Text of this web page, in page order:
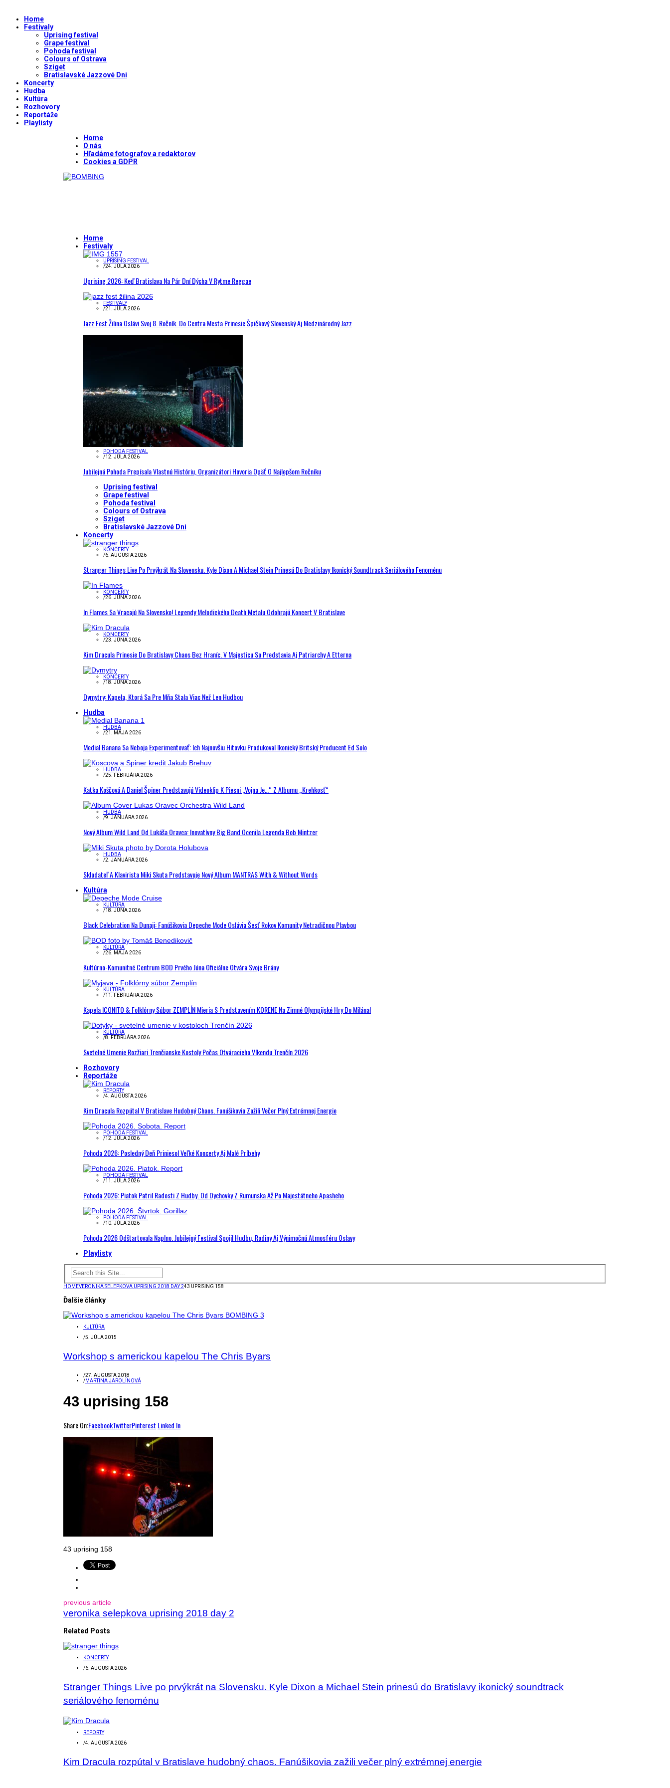
Home
Festivaly
Uprising festival
Grape festival
Pohoda festival
Colours of Ostrava
Sziget
Bratislavské Jazzové Dni
Koncerty
Hudba
Kultúra
Rozhovory
Reportáže
Playlisty
Home
O nás
Hľadáme fotografov a redaktorov
Cookies a GDPR
Home
Festivaly
UPRISING FESTIVAL
/24. JÚLA 2026
Uprising 2026: Keď Bratislava Na Pár Dní Dýcha V Rytme Reggae
FESTIVALY
/21. JÚLA 2026
Jazz Fest Žilina Oslávi Svoj 8. Ročník. Do Centra Mesta Prinesie Špičkový Slovenský Aj Medzinárodný Jazz
POHODA FESTIVAL
/12. JÚLA 2026
Jubilejná Pohoda Prepísala Vlastnú Históriu, Organizátori Hovoria Opäť O Najlepšom Ročníku
Uprising festival
Grape festival
Pohoda festival
Colours of Ostrava
Sziget
Bratislavské Jazzové Dni
Koncerty
KONCERTY
/6. AUGUSTA 2026
Stranger Things Live Po Prvýkrát Na Slovensku. Kyle Dixon A Michael Stein Prinesú Do Bratislavy Ikonický Soundtrack Seriálového Fenoménu
KONCERTY
/26. JÚNA 2026
In Flames Sa Vracajú Na Slovensko! Legendy Melodického Death Metalu Odohrajú Koncert V Bratislave
KONCERTY
/23. JÚNA 2026
Kim Dracula Prinesie Do Bratislavy Chaos Bez Hraníc. V Majesticu Sa Predstavia Aj Patriarchy A Etterna
KONCERTY
/18. JÚNA 2026
Dymytry: Kapela, Ktorá Sa Pre Mňa Stala Viac Než Len Hudbou
Hudba
HUDBA
/21. MÁJA 2026
Medial Banana Sa Neboja Experimentovať: Ich Najnovšiu Hitovku Produkoval Ikonický Britský Producent Ed Solo
HUDBA
/25. FEBRUÁRA 2026
Katka Koščová A Daniel Špiner Predstavujú Videoklip K Piesni „Vojna Je…“ Z Albumu „Krehkosť“
HUDBA
/9. JANUÁRA 2026
Nový Album Wild Land Od Lukáša Oravca: Inovatívny Big Band Ocenila Legenda Bob Mintzer
HUDBA
/2. JANUÁRA 2026
Skladateľ A Klavirista Miki Skuta Predstavuje Nový Album MANTRAS With & Without Words
Kultúra
KULTÚRA
/18. JÚNA 2026
Black Celebration Na Dunaji: Fanúšikovia Depeche Mode Oslávia Šesť Rokov Komunity Netradičnou Plavbou
KULTÚRA
/26. MÁJA 2026
Kultúrno-Komunitné Centrum BOD Prvého Júna Oficiálne Otvára Svoje Brány
KULTÚRA
/11. FEBRUÁRA 2026
Kapela ICONITO & Folklórny Súbor ZEMPLÍN Mieria S Predstavením KORENE Na Zimné Olympijské Hry Do Milána!
KULTÚRA
/8. FEBRUÁRA 2026
Svetelné Umenie Rozžiari Trenčianske Kostoly Počas Otváracieho Víkendu Trenčín 2026
Rozhovory
Reportáže
REPORTY
/4. AUGUSTA 2026
Kim Dracula Rozpútal V Bratislave Hudobný Chaos. Fanúšikovia Zažili Večer Plný Extrémnej Energie
POHODA FESTIVAL
/12. JÚLA 2026
Pohoda 2026: Posledný Deň Priniesol Veľké Koncerty Aj Malé Príbehy
POHODA FESTIVAL
/11. JÚLA 2026
Pohoda 2026: Piatok Patril Radosti Z Hudby. Od Dychovky Z Rumunska Až Po Majestátneho Apasheho
POHODA FESTIVAL
/10. JÚLA 2026
Pohoda 2026 Odštartovala Naplno. Jubilejný Festival Spojil Hudbu, Rodiny Aj Výnimočnú Atmosféru Oslavy
Playlisty
HOMEVERONIKA SELEPKOVA UPRISING 2018 DAY 243 UPRISING 158
Ďalšie články
KULTÚRA
/5. JÚLA 2015
Workshop s americkou kapelou The Chris Byars
/27. AUGUSTA 2018
/MARTINA JAROLÍNOVÁ
43 uprising 158
Share On:FacebookTwitterPinterest Linked In
43 uprising 158
previous article
veronika selepkova uprising 2018 day 2
Related Posts
KONCERTY
/6. AUGUSTA 2026
Stranger Things Live po prvýkrát na Slovensku. Kyle Dixon a Michael Stein prinesú do Bratislavy ikonický soundtrack
seriálového fenoménu
REPORTY
/4. AUGUSTA 2026
Kim Dracula rozpútal v Bratislave hudobný chaos. Fanúšikovia zažili večer plný extrémnej energie